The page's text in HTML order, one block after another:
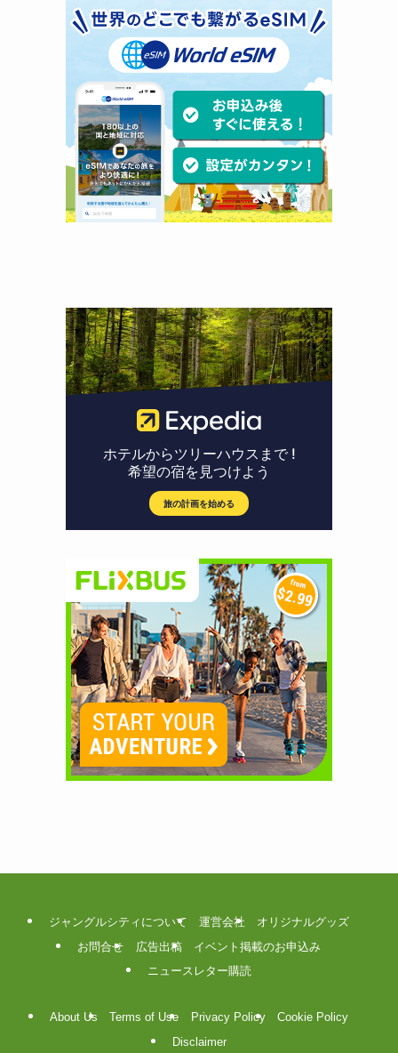
ジャングルシティについて 運営会社
オリジナルグッズ
お問合せ
広告出稿
イベント掲載のお申込み
ニュースレター購読
About Us Terms of Use Privacy Policy
Cookie Policy
Disclaimer